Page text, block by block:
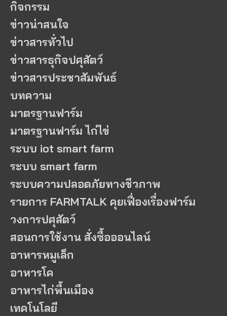
กิจกรรม
ข่าวน่าสนใจ
ข่าวสารทั่วไป
ข่าวสารธุกิจปศุสัตว์
ข่าวสารประชาสัมพันธ์
บทความ
มาตรฐานฟาร์ม
มาตรฐานฟาร์ม ไก่ไข่
ระบบ iot smart farm
ระบบ smart farm
ระบบความปลอดภัยทางชีวภาพ
รายการ FARMTALK คุยเฟื่องเรื่องฟาร์ม
วงการปศุสัตว์
สอนการใช้งาน สั่งซื้อออนไลน์
อาหารหมูเล็ก
อาหารโค
อาหารไก่พื้นเมือง
เทคโนโลยี